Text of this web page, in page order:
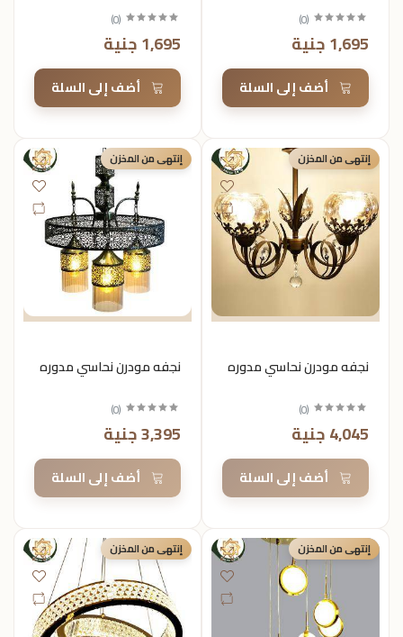
(
0
)
1,695 جنية
أضف إلى السلة
(
0
)
1,695 جنية
أضف إلى السلة
إنتهى من المخزن
نجفه مودرن نحاسي مدوره
(
0
)
4,045 جنية
أضف إلى السلة
إنتهى من المخزن
نجفه مودرن نحاسي مدوره
(
0
)
3,395 جنية
أضف إلى السلة
إنتهى من المخزن إنتهى من المخزن